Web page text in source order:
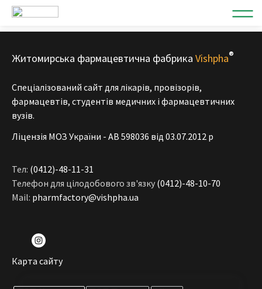
Житомирська фармацевтична фабрика Vishpha®
Спеціалізований сайт для лікарів, провізорів,
фармацевтів, студентів медичних і фармацевтичних
вузів.
Ліцензія МОЗ України - АВ 598036 від 03.07.2012 р
Тел: (0412)-48-11-31
Телефон для цілодобового зв'язку (0412)-48-10-70
Mail: pharmfactory@vishpha.ua
Карта сайту